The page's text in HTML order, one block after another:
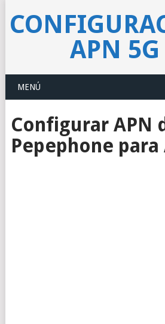
APN 5G
MENÚ
Configurar APN
Pepephone para